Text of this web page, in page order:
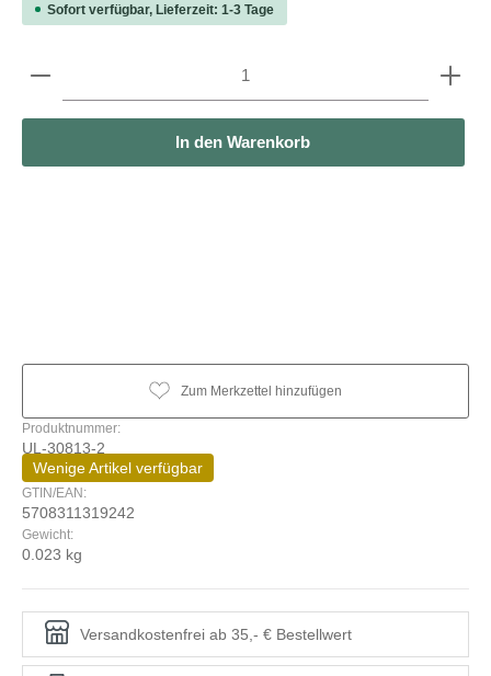
Sofort verfügbar, Lieferzeit: 1-3 Tage
Produkt Anzahl: Gib den gewünschten Wert ein
In den Warenkorb
Zum Merkzettel hinzufügen
Produktnummer:
UL-30813-2
Wenige Artikel verfügbar
GTIN/EAN:
5708311319242
Gewicht:
0.023 kg
Versandkostenfrei ab 35,- € Bestellwert